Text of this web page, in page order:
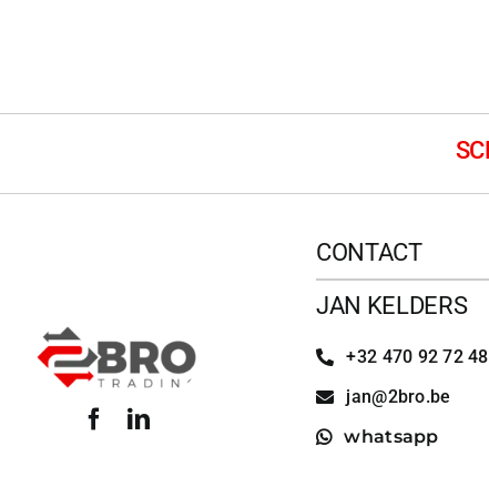
CONTACT
JAN KELDERS
+32 470 92 72 48
jan@2bro.be
whatsapp